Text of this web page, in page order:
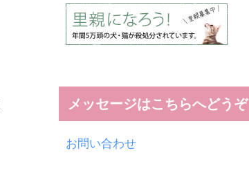
メッセージはこちらへどうぞ
お問い合わせ